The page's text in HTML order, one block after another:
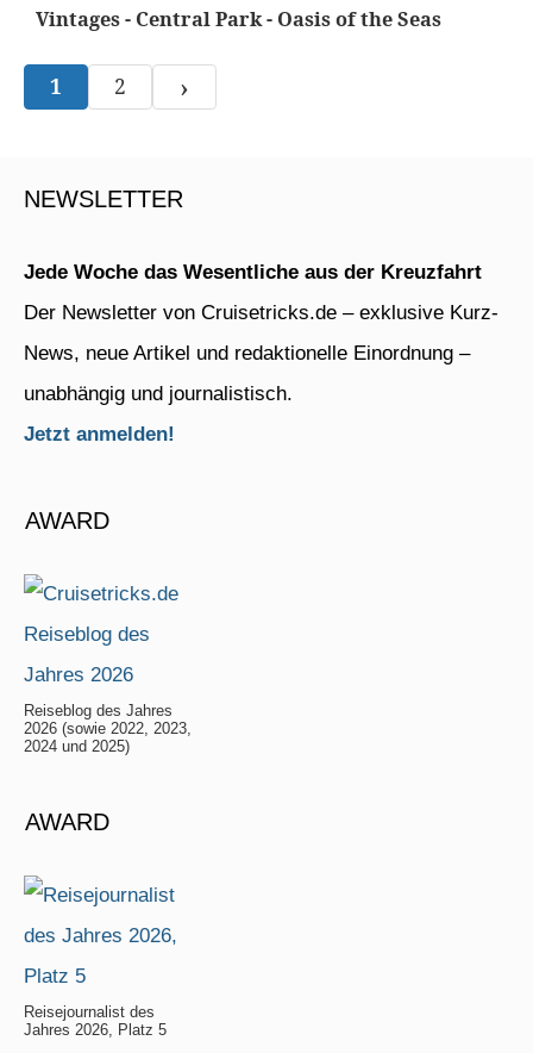
Vintages - Central Park - Oasis of the Seas
1 2 ›
NEWSLETTER
Jede Woche das Wesentliche aus der Kreuzfahrt
Der Newsletter von Cruisetricks.de – exklusive Kurz-
News, neue Artikel und redaktionelle Einordnung –
unabhängig und journalistisch.
Jetzt anmelden!
AWARD
Reiseblog des Jahres
2026 (sowie 2022, 2023,
2024 und 2025)
AWARD
Reisejournalist des
Jahres 2026, Platz 5